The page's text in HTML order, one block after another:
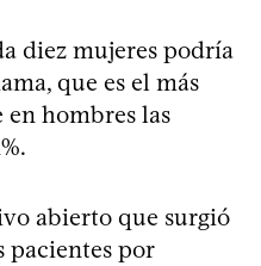
diez mujeres podría
que es el más
hombres las
abierto que surgió
pacientes por